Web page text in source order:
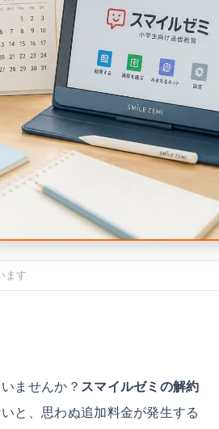
ます
ませんか？ スマイルゼミの解約
と、思わぬ追加料金が発生する